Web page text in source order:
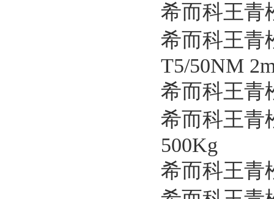
希而科王
希而科王
T5/50NM
希而科王
希而科王
500Kg
希而科王